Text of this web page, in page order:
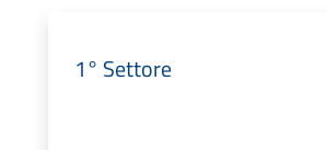
1° Settore